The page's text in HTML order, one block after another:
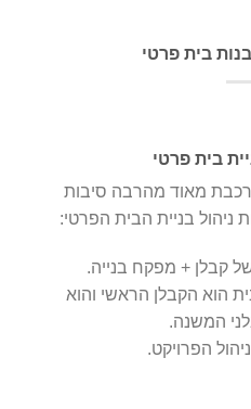
בית פרטי
בית פרטי
מאוד מהרבה סיבות
ניהול בניית הבית הפרטי:
קבלן + מפקח בנייה.
הוא הקבלן הראשי והוא
המשנה.
הפרויקט.